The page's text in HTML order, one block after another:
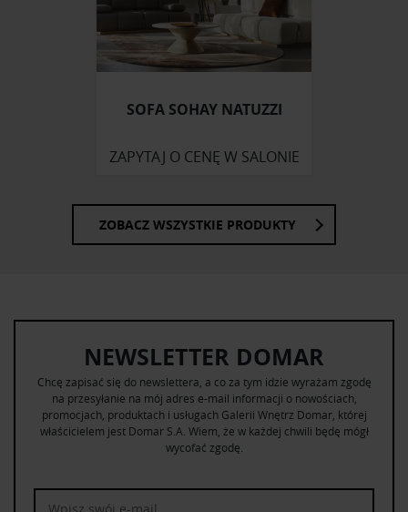
Partnerzy mogą połączyć te informacje z innymi danymi
otrzymanymi od Ciebie lub uzyskanymi podczas
korzystania z ich usług.
SOFA SOHAY NATUZZI
ZAPYTAJ O CENĘ W SALONIE
ZOBACZ WSZYSTKIE PRODUKTY
NEWSLETTER DOMAR
Chcę zapisać się do newslettera, a co za tym idzie wyrażam zgodę
na przesyłanie na mój adres e-mail informacji o nowościach,
promocjach, produktach i usługach Galerii Wnętrz Domar, której
właścicielem jest Domar S.A. Wiem, że w każdej chwili będę mógł
wycofać zgodę.